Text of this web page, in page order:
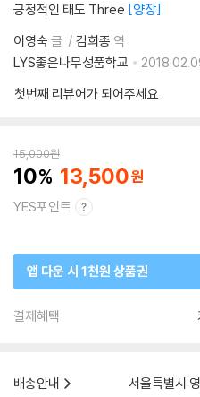
긍정적인 태도 Three 양장
이영숙 글 김희종 역
LYS좋은나무성품학교
첫번째 리뷰어가 되어주세요
15,000원
10 13,500
YES포인트
앱 다운 시 1천원 상품권
결제혜택
배송안내
서울특별시